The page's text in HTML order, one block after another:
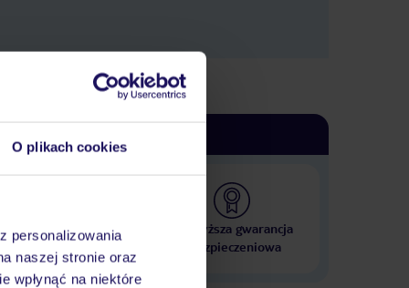
O plikach cookies
personalizowania
naszej stronie oraz
wpłynąć na niektóre
000 hoteli w ponad 50
Najwyższa gwarancja
ubezpieczeniowa